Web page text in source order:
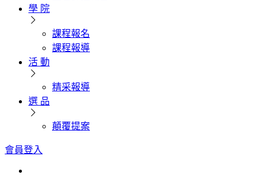
學 院
課程報名
課程報導
活 動
精采報導
選 品
顛覆提案
會員登入